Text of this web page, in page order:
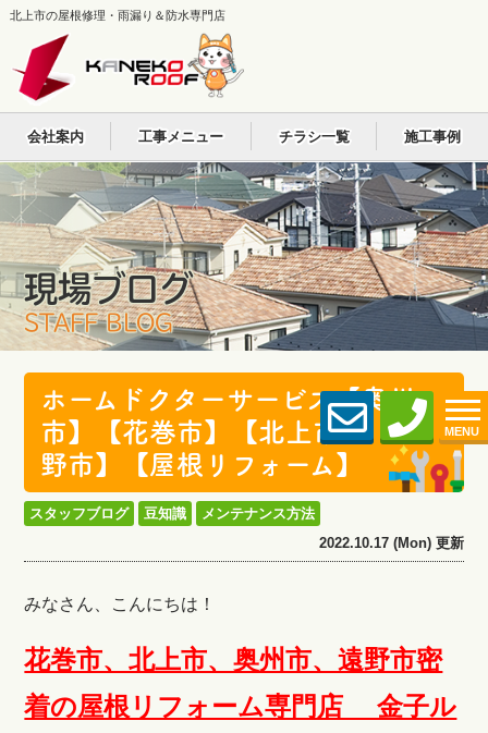
北上市の屋根修理・雨漏り＆防水専門店
MENU
会社案内 工事メニュー チラシ一覧 施工事例
現場ブログ
STAFF BLOG
ホームドクターサービス【奥州
市】【花巻市】【北上市】【遠
野市】【屋根リフォーム】
スタッフブログ 豆知識
メンテナンス方法
2022.10.17 (Mon) 更新
みなさん、こんにちは！
花巻市、北上市、奥州市、遠野市密
着の屋根リフォーム専門店 金子ル